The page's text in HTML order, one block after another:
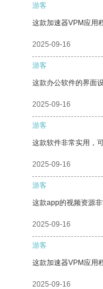
游客
这款加速器VPM应用
2025-09-16
游客
这款办公软件的界面
2025-09-16
游客
这款软件非常实用，
2025-09-16
游客
这款app的视频资源
2025-09-16
游客
这款加速器VPM应用
2025-09-16